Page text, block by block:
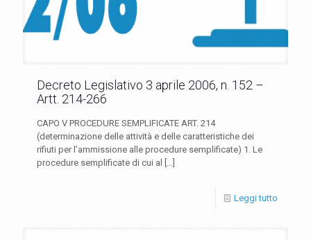
Decreto Legislativo 3 aprile 2006, n. 152 –
Artt. 214-266
CAPO V PROCEDURE SEMPLIFICATE ART. 214
(determinazione delle attività e delle caratteristiche dei
rifiuti per l’ammissione alle procedure semplificate) 1. Le
procedure semplificate di cui al
[…]
Leggi tutto